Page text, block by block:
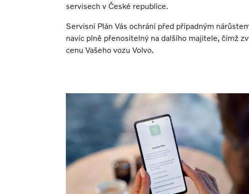
servisech v České republice.
Servisní Plán Vás ochrání před případným
navíc plně přenositelný na dalšího majitele, čímž
cenu Vašeho vozu Volvo.